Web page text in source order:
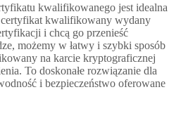
kwalifikowanego jest idealna
kwalifikowany wydany
i chcą go przenieść
możemy w łatwy i szybki sposób
na karcie kryptograficznej
To doskonałe rozwiązanie dla
i bezpieczeństwo oferowane